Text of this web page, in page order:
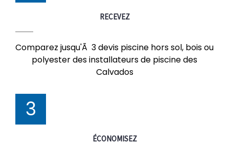
RECEVEZ
Comparez jusqu'Ã 3 devis piscine hors sol, bois ou
polyester des installateurs de piscine des
Calvados
3
ÉCONOMISEZ